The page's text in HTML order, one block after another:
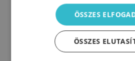
ÖSSZES
ÖSSZES